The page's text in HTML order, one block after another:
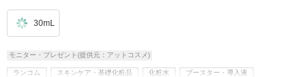
30mL
モニター・プレゼント(提供元：アットコスメ)
ランコム スキンケア・基礎化粧品 化粧水 ブースター・導入液